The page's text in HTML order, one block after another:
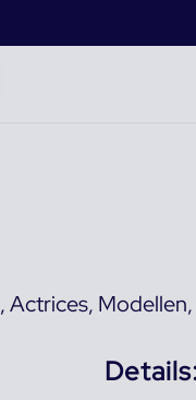
,Actrices, Modellen,